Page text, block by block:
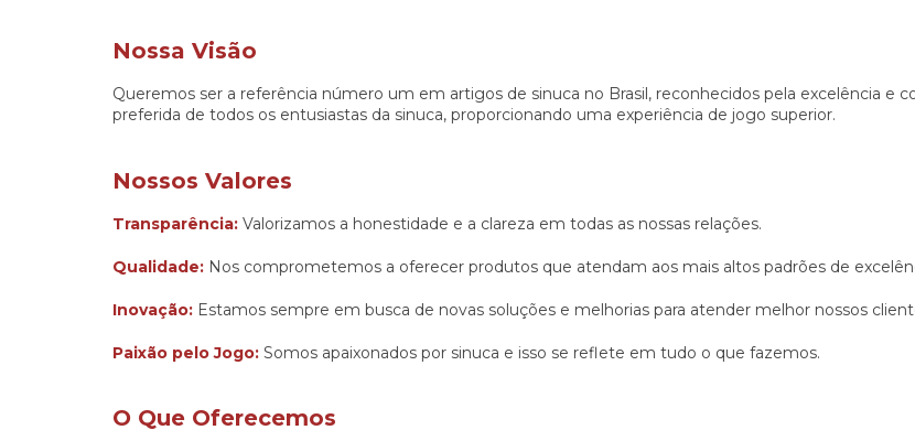
Nossa Visão
Queremos ser a referência número um em artigos de sinuca no Brasil, reconhecidos pela excelência e
preferida de todos os entusiastas da sinuca, proporcionando uma experiência de jogo superior.
Nossos Valores
Transparência: Valorizamos a honestidade e a clareza em todas as nossas relações.
Qualidade: Nos comprometemos a oferecer produtos que atendam aos mais altos padrões de
Inovação: Estamos sempre em busca de novas soluções e melhorias para atender melhor nossos
Paixão pelo Jogo: Somos apaixonados por sinuca e isso se reflete em tudo o que fazemos.
O Que Oferecemos